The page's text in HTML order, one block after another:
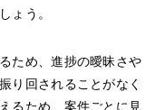
ょう。
ため、進捗の曖昧さや
り回されることがなく
るため、案件ごとに見